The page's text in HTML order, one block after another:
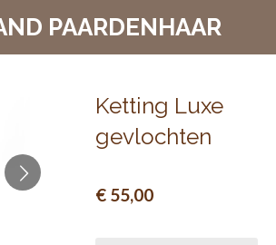
PAARDENHAAR
Ketting Luxe
gevlochten
€ 55,00